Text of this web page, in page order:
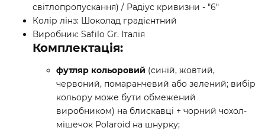
світлопропускання) / Радіус кривизни - "6"
Колір лінз: Шоколад градієнтний
Виробник: Safilo Gr. Італія
Комплектація:
футляр кольоровий (синій, жовтий,
червоний, помаранчевий або зелений; вибір
кольору може бути обмежений
виробником) на блискавці + чорний чохол-
мішечок Polaroid на шнурку;